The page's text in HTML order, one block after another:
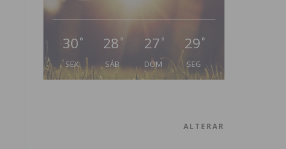
30 °
SEX
28 °
SÁB
27 °
DOM
29 °
SEG
ALTERAR